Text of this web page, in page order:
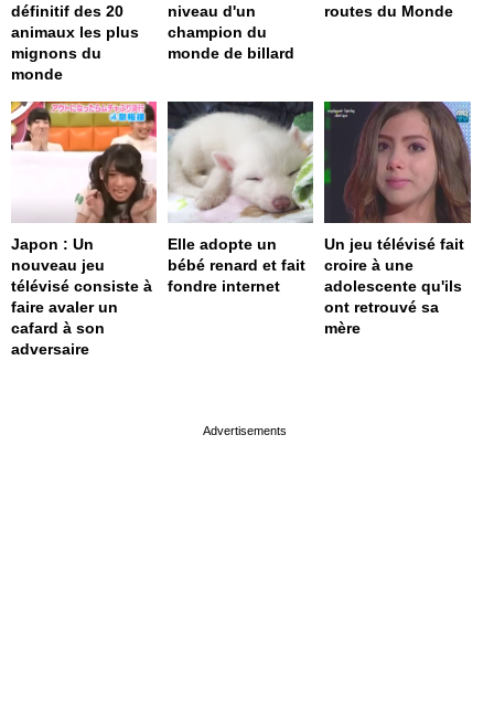
définitif des 20
animaux les plus
mignons du
monde
niveau d'un
champion du
monde de billard
routes du Monde
Japon : Un
nouveau jeu
télévisé consiste à
faire avaler un
cafard à son
adversaire
Elle adopte un
bébé renard et fait
fondre internet
Un jeu télévisé fait
croire à une
adolescente qu'ils
ont retrouvé sa
mère